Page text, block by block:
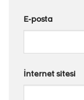
E-posta
İnternet sitesi